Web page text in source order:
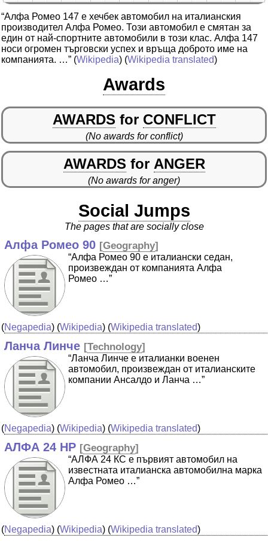
“Алфа Ромео 147 е хечбек автомобил на италианския
производител Алфа Ромео. Този автомобил е смятан за
един от най-спортните автомобили в този клас. Алфа 147
носи огромен търговски успех и връща доброто име на
компанията. …” (Wikipedia) (Wikipedia translated)
Awards
AWARDS for CONFLICT
(No awards for conflict)
AWARDS for ANGER
(No awards for anger)
Social Jumps
The pages that are socially close
Алфа Ромео 90 [Geography]
“Алфа Ромео 90 е италиански седан,
произвеждан от компанията Алфа
Ромео …”
(Negapedia) (Wikipedia) (Wikipedia translated)
Ланча Линче [Technology]
“Ланча Линче е италианки военен
автомобил, произвеждан от италианските
компании Ансалдо и Ланча …”
(Negapedia) (Wikipedia) (Wikipedia translated)
АЛФА 24 HP [Geography]
“АЛФА 24 КС е първият автомобил на
известната италианска автомобилна марка
Алфа Ромео …”
(Negapedia) (Wikipedia) (Wikipedia translated)